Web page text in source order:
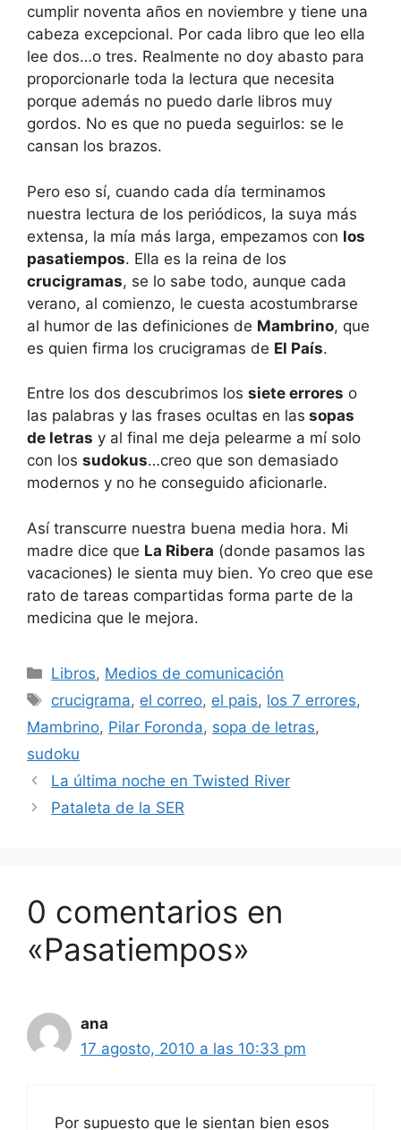
cumplir noventa años en noviembre y tiene una
cabeza excepcional. Por cada libro que leo ella
lee dos…o tres. Realmente no doy abasto para
proporcionarle toda la lectura que necesita
porque además no puedo darle libros muy
gordos. No es que no pueda seguirlos: se le
cansan los brazos.
Pero eso sí, cuando cada día terminamos
nuestra lectura de los periódicos, la suya más
extensa, la mía más larga, empezamos con los
pasatiempos. Ella es la reina de los
crucigramas, se lo sabe todo, aunque cada
verano, al comienzo, le cuesta acostumbrarse
al humor de las definiciones de Mambrino, que
es quien firma los crucigramas de El País.
Entre los dos descubrimos los siete errores o
las palabras y las frases ocultas en las sopas
de letras y al final me deja pelearme a mí solo
con los sudokus…creo que son demasiado
modernos y no he conseguido aficionarle.
Así transcurre nuestra buena media hora. Mi
madre dice que La Ribera (donde pasamos las
vacaciones) le sienta muy bien. Yo creo que ese
rato de tareas compartidas forma parte de la
medicina que le mejora.
Categorías
Libros, Medios de comunicación
Etiquetas
crucigrama, el correo, el pais, los 7 errores,
Mambrino, Pilar Foronda, sopa de letras,
sudoku
La última noche en Twisted River
Pataleta de la SER
0 comentarios en
«Pasatiempos»
ana
17 agosto, 2010 a las 10:33 pm
Por supuesto que le sientan bien esos